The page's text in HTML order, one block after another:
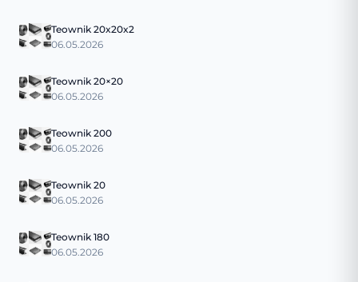
Teownik 20x20x2
06.05.2026
Teownik 20×20
06.05.2026
Teownik 200
06.05.2026
Teownik 20
06.05.2026
Teownik 180
06.05.2026